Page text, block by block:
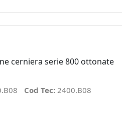
cerniera serie 800 ottonate
Cod Tec: 2400.B08